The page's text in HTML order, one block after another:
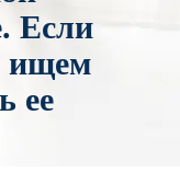
Если
ищем
ее